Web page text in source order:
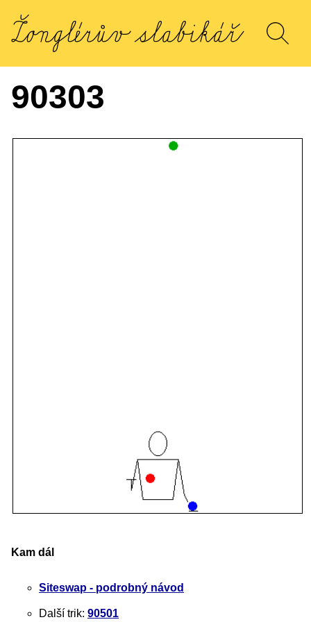
90303
Kam dál
Siteswap - podrobný návod
Další trik: 90501